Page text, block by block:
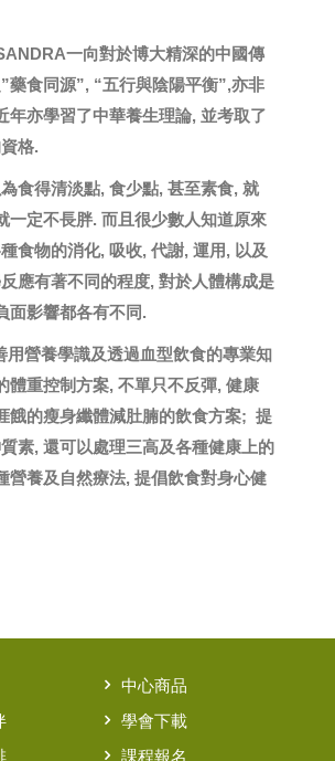
一向對於博大精深的中國傳
藥食同源”, “五行與陰陽平衡”,亦非
年亦學習了中華養生理論, 並考取了
格.
食得清淡點, 食少點, 甚至素食, 就
一定不長胖. 而且很少數人知道原來
食物的消化, 吸收, 代謝, 運用, 以及
應有著不同的程度, 對於人體構成是
面影響都各有不同.
營養學識及透過血型飲食的專業知
體重控制方案, 不單只不反彈, 健康
餓的瘦身纖體減肚腩的飲食方案; 提
素, 還可以處理三高及各種健康上的
營養及自然療法, 提倡飲食對身心健
中心商品
學會下載
課程報名